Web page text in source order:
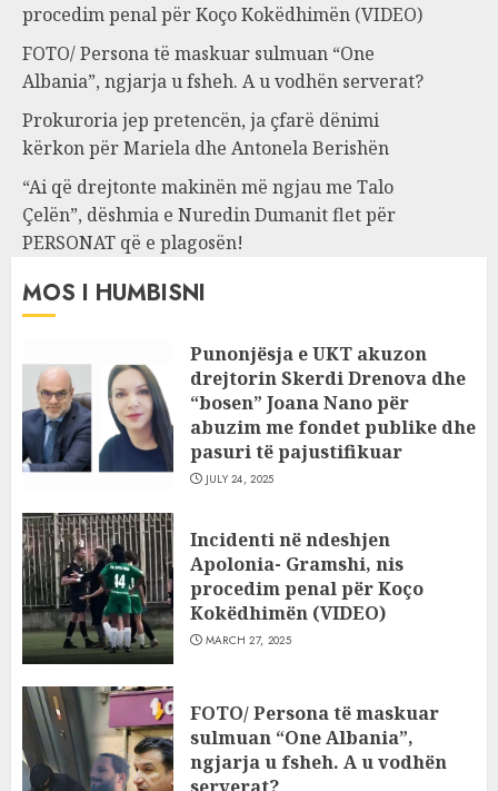
procedim penal për Koço Kokëdhimën (VIDEO)
FOTO/ Persona të maskuar sulmuan “One
Albania”, ngjarja u fsheh. A u vodhën serverat?
Prokuroria jep pretencën, ja çfarë dënimi
kërkon për Mariela dhe Antonela Berishën
“Ai që drejtonte makinën më ngjau me Talo
Çelën”, dëshmia e Nuredin Dumanit flet për
PERSONAT që e plagosën!
MOS I HUMBISNI
Punonjësja e UKT akuzon
drejtorin Skerdi Drenova dhe
“bosen” Joana Nano për
abuzim me fondet publike dhe
pasuri të pajustifikuar
JULY 24, 2025
Incidenti në ndeshjen
Apolonia- Gramshi, nis
procedim penal për Koço
Kokëdhimën (VIDEO)
MARCH 27, 2025
FOTO/ Persona të maskuar
sulmuan “One Albania”,
ngjarja u fsheh. A u vodhën